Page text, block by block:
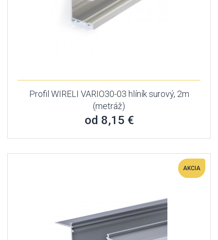
Profil WIRELI VARIO30-03 hlíník surový, 2m
(metráž)
od 8,15 €
AKCIA